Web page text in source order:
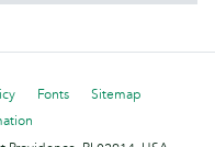
Fonts
Sitemap